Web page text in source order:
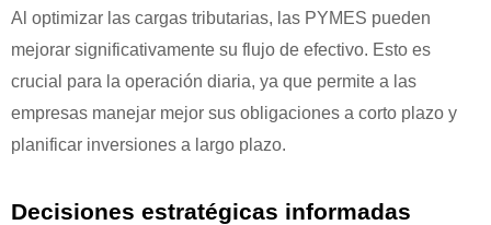
Al optimizar las cargas tributarias, las PYMES pueden
mejorar significativamente su flujo de efectivo. Esto es
crucial para la operación diaria, ya que permite a las
empresas manejar mejor sus obligaciones a corto plazo y
planificar inversiones a largo plazo.
Decisiones estratégicas informadas